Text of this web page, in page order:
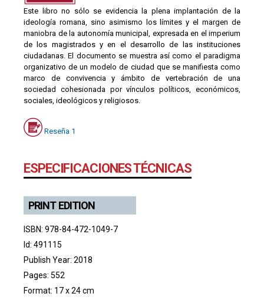
Este libro no sólo se evidencia la plena implantación de la
ideología romana, sino asimismo los límites y el margen de
maniobra de la autonomía municipal, expresada en el imperium
de los magistrados y en el desarrollo de las instituciones
ciudadanas. El documento se muestra así como el paradigma
organizativo de un modelo de ciudad que se manifiesta como
marco de convivencia y ámbito de vertebración de una
sociedad cohesionada por vínculos políticos, económicos,
sociales, ideológicos y religiosos.
Reseña 1
ESPECIFICACIONES TÉCNICAS
PRINT EDITION
ISBN: 978-84-472-1049-7
Id: 491115
Publish Year: 2018
Pages: 552
Format: 17 x 24 cm